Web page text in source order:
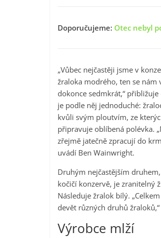
Doporučujeme: Otec nebyl
„Vůbec nejčastěji jsme v
žraloka modrého, ten se nám
dokonce sedmkrát,“
je podle něj jednoduché:
kvůli svým ploutvím, ze
připravuje oblíbená polévka.
zřejmě jatečně zpracují do
uvádí Ben Wainwright.
Druhým nejčastějším
kočičí konzervě, je zranitelný
Následuje žralok bílý.
devět různých druhů
Výrobce mlží